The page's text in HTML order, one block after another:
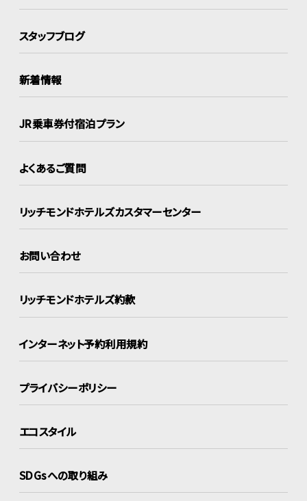
スタッフブログ
新着情報
JR乗車券付宿泊プラン
よくあるご質問
リッチモンドホテルズカスタマーセンター
お問い合わせ
リッチモンドホテルズ約款
インターネット予約利用規約
プライバシーポリシー
エコスタイル
SDGsへの取り組み